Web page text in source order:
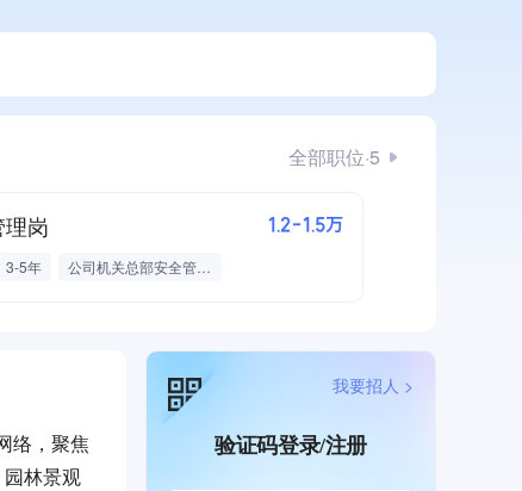
全部职位·5
岗 1.2-1.5万
3-5年 公司机关总部安全管理岗
络，聚焦
林景观
验证码登录/注册
我要招人 >